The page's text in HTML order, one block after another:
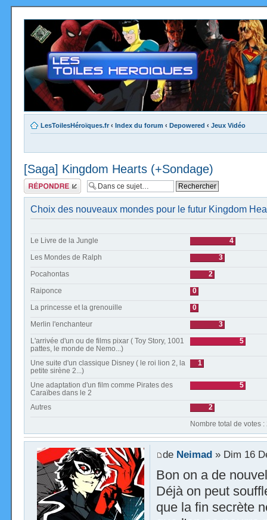
LesToilesHéroïques.fr ‹ Index du forum ‹ Depowered ‹ Jeux Vidéo
[Saga] Kingdom Hearts (+Sondage)
Répondre
Choix des nouveaux mondes pour le futur Kingdom
Le Livre de la Jungle
4
Les Mondes de Ralph
3
Pocahontas
2
Raiponce
0
La princesse et la grenouille
0
Merlin l'enchanteur
3
L'arrivée d'un ou de films pixar ( Toy Story, 1001
pattes, le monde de Nemo...)
5
Une suite d'un classique Disney ( le roi lion 2, la
petite sirène 2...)
1
Une adaptation d'un film comme Pirates des
Caraïbes dans le 2
5
Autres
2
Nombre total de votes :
de Neimad» Dim 16
Bon on a de
Déjà on peut
que la fin secrète